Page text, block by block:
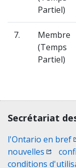
Partiel)
7.
Membre
(Temps
Partiel)
Contact,
Secrétariat
l'Ontario en bref
nouvelles (Ouvrir
conditions